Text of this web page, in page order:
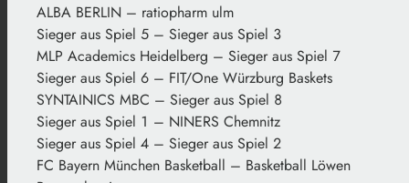
ALBA BERLIN – ratiopharm ulm
Sieger aus Spiel 5 – Sieger aus Spiel 3
MLP Academics Heidelberg – Sieger aus Spiel 7
Sieger aus Spiel 6 – FIT/One Würzburg Baskets
SYNTAINICS MBC – Sieger aus Spiel 8
Sieger aus Spiel 1 – NINERS Chemnitz
Sieger aus Spiel 4 – Sieger aus Spiel 2
FC Bayern München Basketball – Basketball Löwen